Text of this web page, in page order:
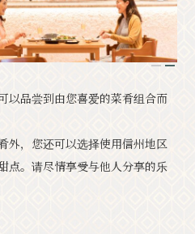
活动
询中心
広告案内
询问
以品尝到由您喜爱的菜肴组合而
外，您还可以选择使用信州地区
点。请尽情享受与他人分享的乐